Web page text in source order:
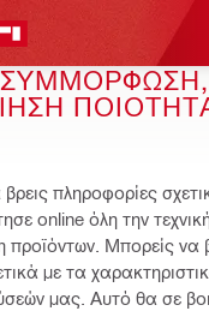
ΠΟΥ ΕΧΕΙΣ ΦΤΙΑΞΕΙ
πληροφορίες
online όλη την
προϊόντων. Μπορείς να
με τα
μας. Αυτό θα σε